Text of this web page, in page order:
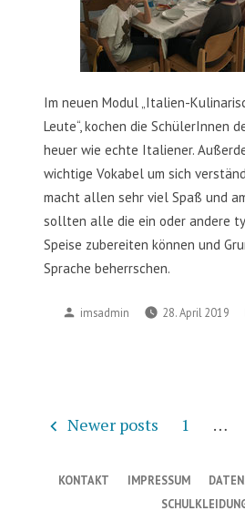
Im neuen Modul „Italien-
Leute“, kochen die SchülerInnen
heuer wie echte Italiener.
wichtige Vokabel um sich
macht allen sehr viel Spaß und
sollten alle die ein oder andere
Speise zubereiten können und
Sprache beherrschen.
Posted
imsadmin 28. April 2019
Beiträge
Newer posts 1 …
KONTAKT IMPRESSUM